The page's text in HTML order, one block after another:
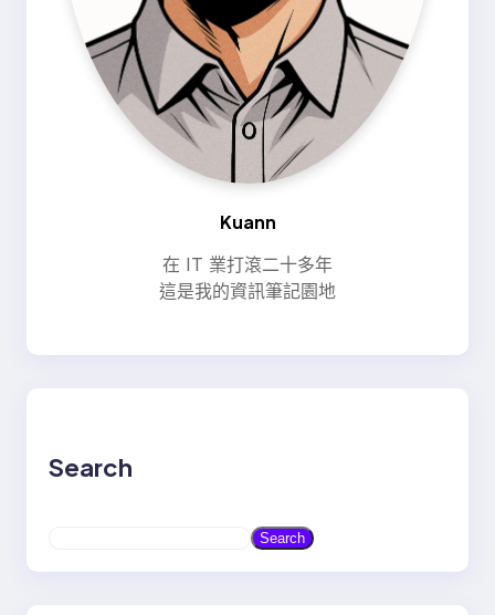
Kuann
在 IT 業打滾二十多年
這是我的資訊筆記園地
Search
Search